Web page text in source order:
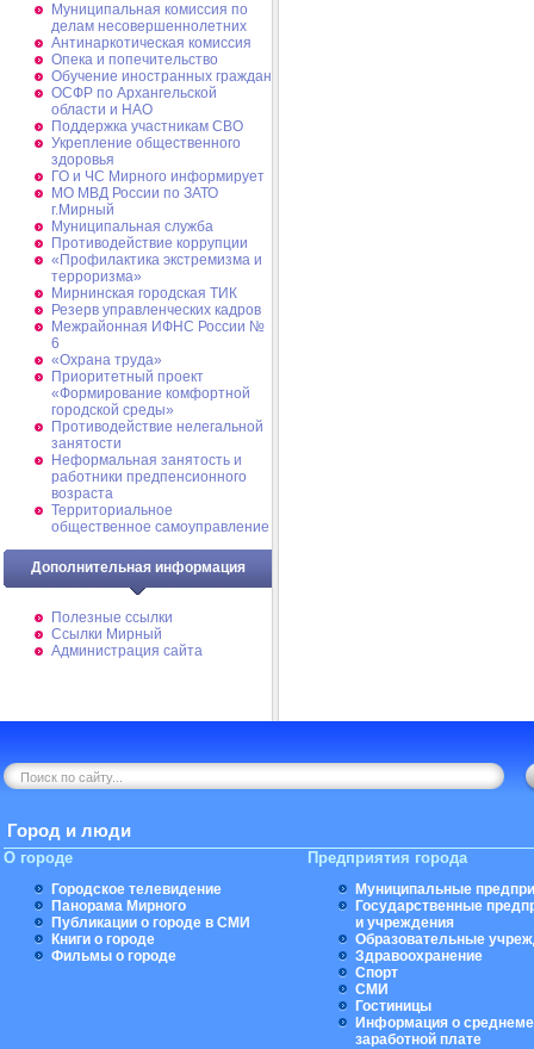
Муниципальная комиссия по
делам несовершеннолетних
Антинаркотическая комиссия
Опека и попечительство
Обучение иностранных граждан
ОСФР по Архангельской
области и НАО
Поддержка участникам СВО
Укрепление общественного
здоровья
ГО и ЧС Мирного информирует
МО МВД России по ЗАТО
г.Мирный
Муниципальная cлужба
Противодействие коррупции
«Профилактика экстремизма и
терроризма»
Мирнинская городская ТИК
Резерв управленческих кадров
Межрайонная ИФНС России №
6
«Охрана труда»
Приоритетный проект
«Формирование комфортной
городской среды»
Противодействие нелегальной
занятости
Неформальная занятость и
работники предпенсионного
возраста
Территориальное
общественное самоуправление
Дополнительная информация
Полезные ссылки
Ссылки Мирный
Администрация сайта
Город и люди
О городе
Городское телевидение
Панорама Мирного
Публикации о городе в СМИ
Книги о городе
Фильмы о городе
Предприятия города
Муниципальные
Государственные
и учреждения
Образовательные
Здравоохранение
Спорт
СМИ
Гостиницы
Информация о
заработной плате